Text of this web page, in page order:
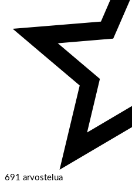
691 arvostelua